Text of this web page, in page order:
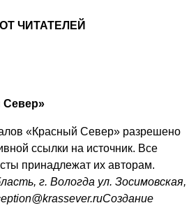
ЧИТАТЕЛЕЙ
Север»
«Красный Север» разрешено
ссылки на источник. Все
принадлежат их авторам.
г. Вологда ул. Зосимовская,
Создание